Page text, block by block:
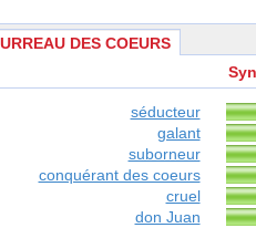
DES COEURS
séducteur
galant
suborneur
conquérant des coeurs
cruel
don Juan